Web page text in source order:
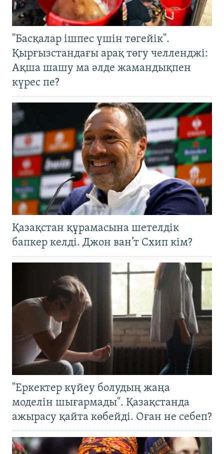
"Басқалар ішпес үшін төгейік".
Қырғызстандағы арақ төгу челленджі:
Ақша шашу ма әлде жамандықпен
күрес пе?
Қазақстан құрамасына шетелдік
бапкер келді. Джон ван’т Схип кім?
"Еркектер күйеу болудың жаңа
моделін шығармады". Қазақстанда
ажырасу қайта көбейді. Оған не себеп?